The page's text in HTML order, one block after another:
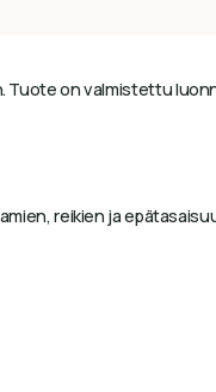
on valmistettu
reikien ja